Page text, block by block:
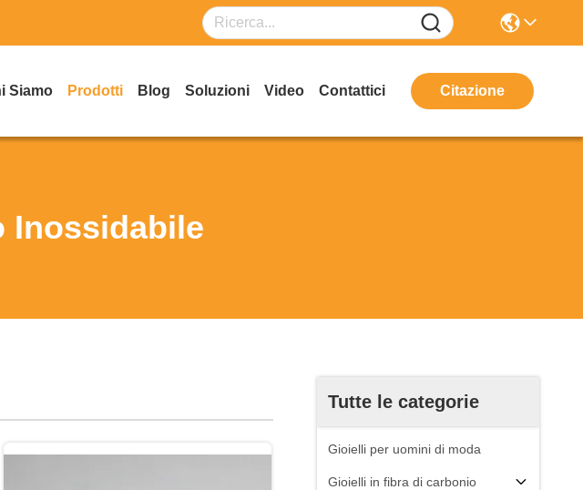
Siamo Prodotti Blog Soluzioni Video Contattici Citazione
Inossidabile
Tutte le categorie
Gioielli per uomini di moda
Gioielli in fibra di carbonio